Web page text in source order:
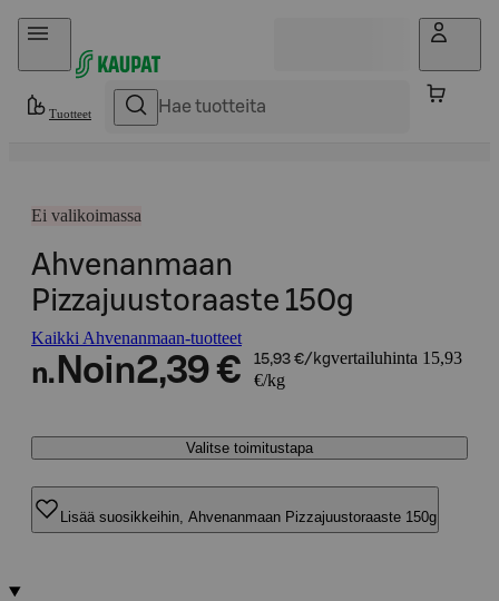
Hyppää sisältöön
Tuotteet
Ei valikoimassa
Ahvenanmaan
Pizzajuustoraaste 150g
Kaikki Ahvenanmaan-tuotteet
n. Noin2,39 € 15,93 €/kgvertailuhinta 15,93
€/kg
Valitse toimitustapa
Lisää suosikkeihin, Ahvenanmaan Pizzajuustoraaste 150g